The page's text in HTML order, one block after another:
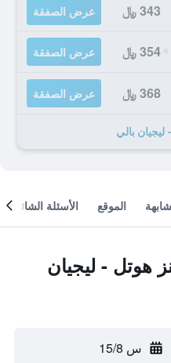
343 ﷼ عرض الصفقة
354 ﷼ عرض الصفقة
368 ﷼ عرض الصفقة
الموقع الأسئلة الشائعة
هوتل - ليجيان
س 15/8